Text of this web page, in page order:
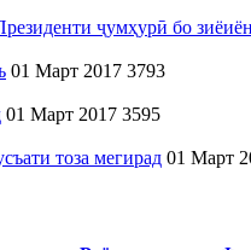
ҷумҳурӣ бо зиёиён
01 Март 2017 3793
01 Март 2017 3595
тоза мегирад 01 Март